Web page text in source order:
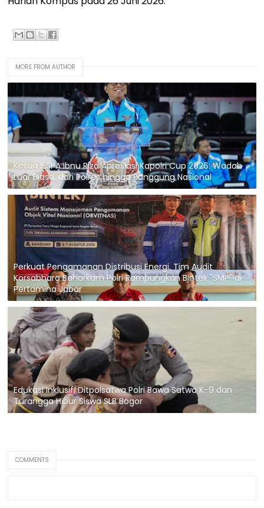
MORE FROM AUTHOR
Ketua IESPA Ibnu Riza Apresiasi Kapolri Cup 2026: Wadah
Luar Biasa, dari Polres hingga Panggung Nasional
Perkuat Pengamanan Distribusi Energi, Tim Audit
Korsabhara Baharkam Polri Rampungkan Bintek "SMP" di
Pertamina Jabar
Edukasi Inklusif, Ditpolsatwa Polri Bawa Satwa K-9 dan
Turangga Hibur Siswa SLB Bogor
COMMENTS